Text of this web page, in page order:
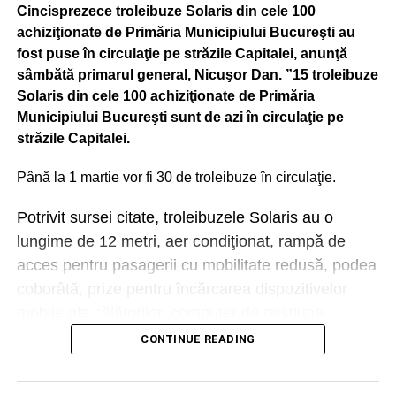
Cincisprezece troleibuze Solaris din cele 100
achiziţionate de Primăria Municipiului Bucureşti au
fost puse în circulaţie pe străzile Capitalei, anunţă
sâmbătă primarul general, Nicuşor Dan. ”15 troleibuze
Solaris din cele 100 achiziţionate de Primăria
Municipiului Bucureşti sunt de azi în circulaţie pe
străzile Capitalei.
Până la 1 martie vor fi 30 de troleibuze în circulaţie.
Potrivit sursei citate, troleibuzele Solaris au o
lungime de 12 metri, aer condiţionat, rampă de
acces pentru pasagerii cu mobilitate redusă, podea
management vehicul cu funcţii GPS şi comunicare
de numărare a călătorilor.
CONTINUE READING